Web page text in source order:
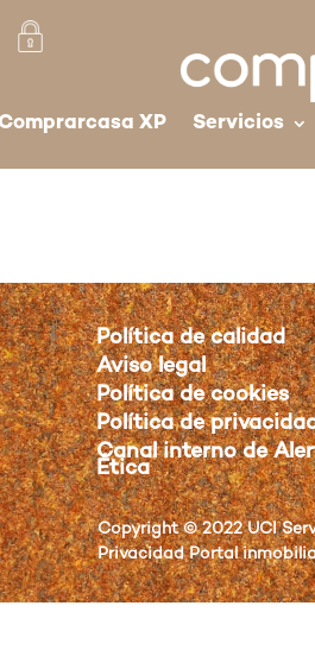
Comprarcasa XP Servicios
Política de calidad
Aviso legal
Política de cookies
Política de
Canal interno de
Ética
Copyright © 2022 UCI
Privacidad Portal